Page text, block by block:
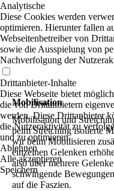
Mobilisation
Mobilisation und
beim Stretching isolierte
wir beim Mobilisieren
einzelnen Gelenken
also über mehrere
schwingende
auf die Faszien.
Analytische
Diese Cookies werden
optimieren. Hierunter fallen
Webseitenbetreiber von
sowie die Ausspielung von
Nachverfolgung der
Drittanbieter-Inhalte
Diese Webseite bietet
die von Drittanbietern
werden. Diese Drittanbieter
die Nutzeraktivität zu
und zu optimieren.
Ablehnen
Alle akzeptieren
Speichern